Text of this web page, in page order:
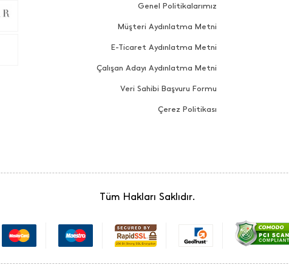
Genel Politikalarımız
Müşteri Aydınlatma Metni
E-Ticaret Aydınlatma Metni
Çalışan Adayı Aydınlatma Metni
Veri Sahibi Başvuru Formu
Çerez Politikası
Tüm Hakları Saklıdır.